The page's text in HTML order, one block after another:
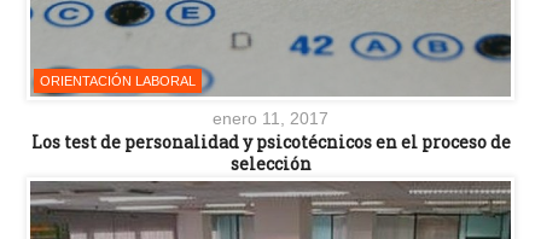
ORIENTACIÓN LABORAL
enero 11, 2017
Los test de personalidad y psicotécnicos en el proceso de
selección